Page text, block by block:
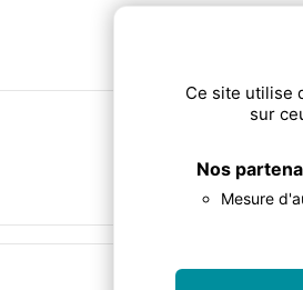
Ce site utilise
sur
Nos
Mesure